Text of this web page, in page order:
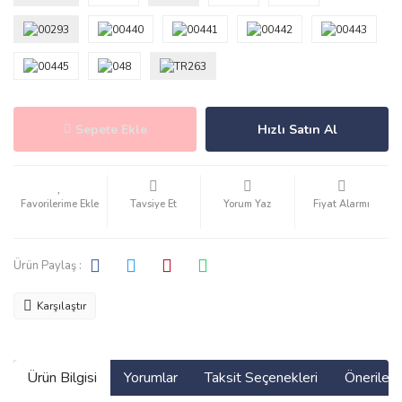
Sepete Ekle Hızlı Satın Al
Tavsiye Et Yorum Yaz Fiyat Alarmı
Ürün Paylaş :
Karşılaştır
Ürün Bilgisi Yorumlar Taksit Seçenekleri